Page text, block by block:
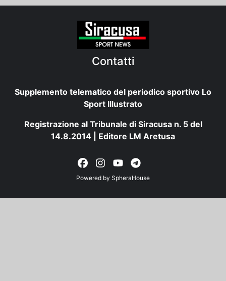
Contatti
Supplemento telematico del periodico sportivo Lo
Sport Illustrato
Registrazione al Tribunale di Siracusa n. 5 del
14.8.2014 | Editore LM Aretusa
Powered by SpheraHouse